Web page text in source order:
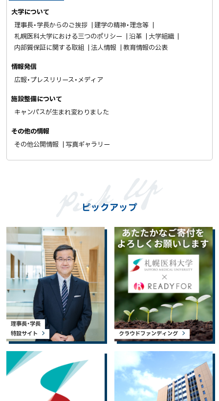
ア
大学について
理事長・学長からのご挨拶
建学の精神・理念等
札幌医科大学における三つのポリシー
沿革
大学組織
内部質保証に関する取組
法人情報 教育情報の公表
情報発信
広報・プレスリリース・メディア
施設整備について
キャンパスが生まれ変わりました
その他の情報
その他公開情報
写真ギャラリー
ピックアップ
理事長・学長
特設サイト
クラウドファンディング